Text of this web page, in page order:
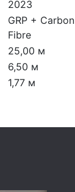
2023
GRP + Carbon
Fibre
25,00 м
6,50 м
1,77 м